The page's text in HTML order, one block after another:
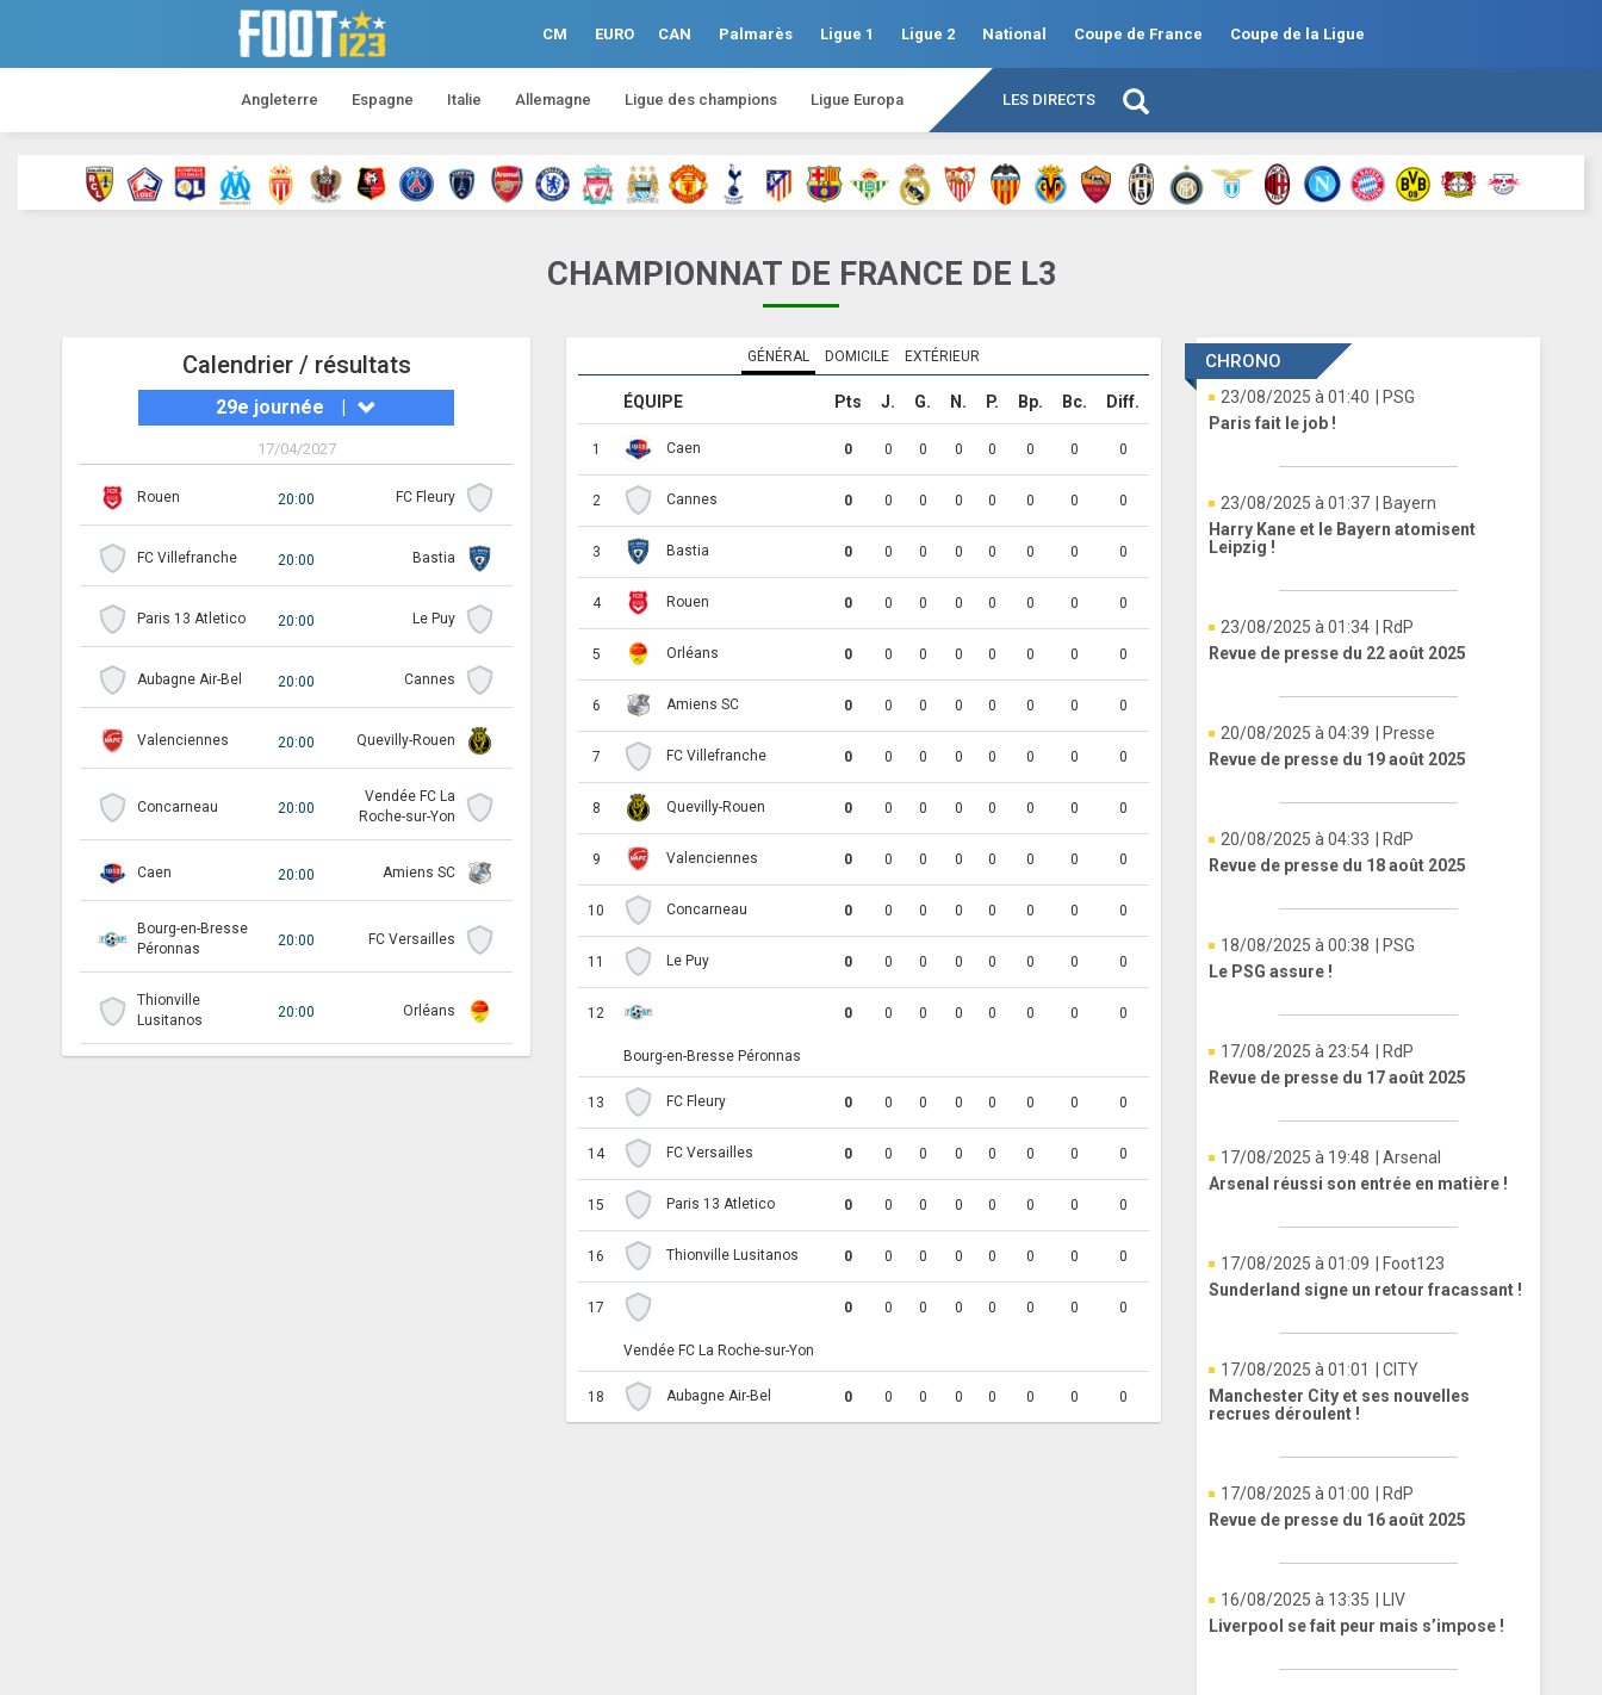
CM EURO CAN Palmarès Ligue 1 Ligue 2 National Coupe de France Coupe de la Ligue
Angleterre Espagne Italie Allemagne Ligue des champions Ligue Europa LES DIRECTS
CHAMPIONNAT DE FRANCE DE L3
Calendrier / résultats
29e journée |
17/04/2027
Rouen 20:00 FC Fleury
FC Villefranche 20:00 Bastia
Paris 13 Atletico 20:00 Le Puy
Aubagne Air-Bel 20:00 Cannes
Valenciennes 20:00 Quevilly-Rouen
Concarneau 20:00
Vendée FC La
Roche-sur-Yon
Caen 20:00 Amiens SC
Bourg-en-Bresse
Péronnas
20:00 FC Versailles
Thionville
Lusitanos
20:00 Orléans
GÉNÉRAL DOMICILE EXTÉRIEUR
ÉQUIPE Pts J. G. N. P. Bp. Bc. Diff.
1 Caen 0 0 0 0 0 0 0 0
2 Cannes 0 0 0 0 0 0 0 0
3 Bastia 0 0 0 0 0 0 0 0
4 Rouen 0 0 0 0 0 0 0 0
5 Orléans 0 0 0 0 0 0 0 0
6 Amiens SC 0 0 0 0 0 0 0 0
7 FC Villefranche 0 0 0 0 0 0 0 0
8 Quevilly-Rouen 0 0 0 0 0 0 0 0
9 Valenciennes 0 0 0 0 0 0 0 0
10 Concarneau 0 0 0 0 0 0 0 0
11 Le Puy 0 0 0 0 0 0 0 0
12
Bourg-en-Bresse Péronnas
0 0 0 0 0 0 0 0
13 FC Fleury 0 0 0 0 0 0 0 0
14 FC Versailles 0 0 0 0 0 0 0 0
15 Paris 13 Atletico 0 0 0 0 0 0 0 0
16 Thionville Lusitanos 0 0 0 0 0 0 0 0
17
Vendée FC La Roche-sur-Yon
0 0 0 0 0 0 0 0
18 Aubagne Air-Bel 0 0 0 0 0 0 0 0
CHRONO
23/08/2025 à 01:40
| PSG
Paris fait le job !
23/08/2025 à 01:37
| Bayern
Harry Kane et le Bayern atomisent
Leipzig !
23/08/2025 à 01:34
| RdP
Revue de presse du 22 août 2025
20/08/2025 à 04:39
| Presse
Revue de presse du 19 août 2025
20/08/2025 à 04:33
| RdP
Revue de presse du 18 août 2025
18/08/2025 à 00:38
| PSG
Le PSG assure !
17/08/2025 à 23:54
| RdP
Revue de presse du 17 août 2025
17/08/2025 à 19:48
| Arsenal
Arsenal réussi son entrée en matière !
17/08/2025 à 01:09
| Foot123
Sunderland signe un retour fracassant !
17/08/2025 à 01:01
| CITY
Manchester City et ses nouvelles
recrues déroulent !
17/08/2025 à 01:00
| RdP
Revue de presse du 16 août 2025
16/08/2025 à 13:35
| LIV
Liverpool se fait peur mais s’impose !